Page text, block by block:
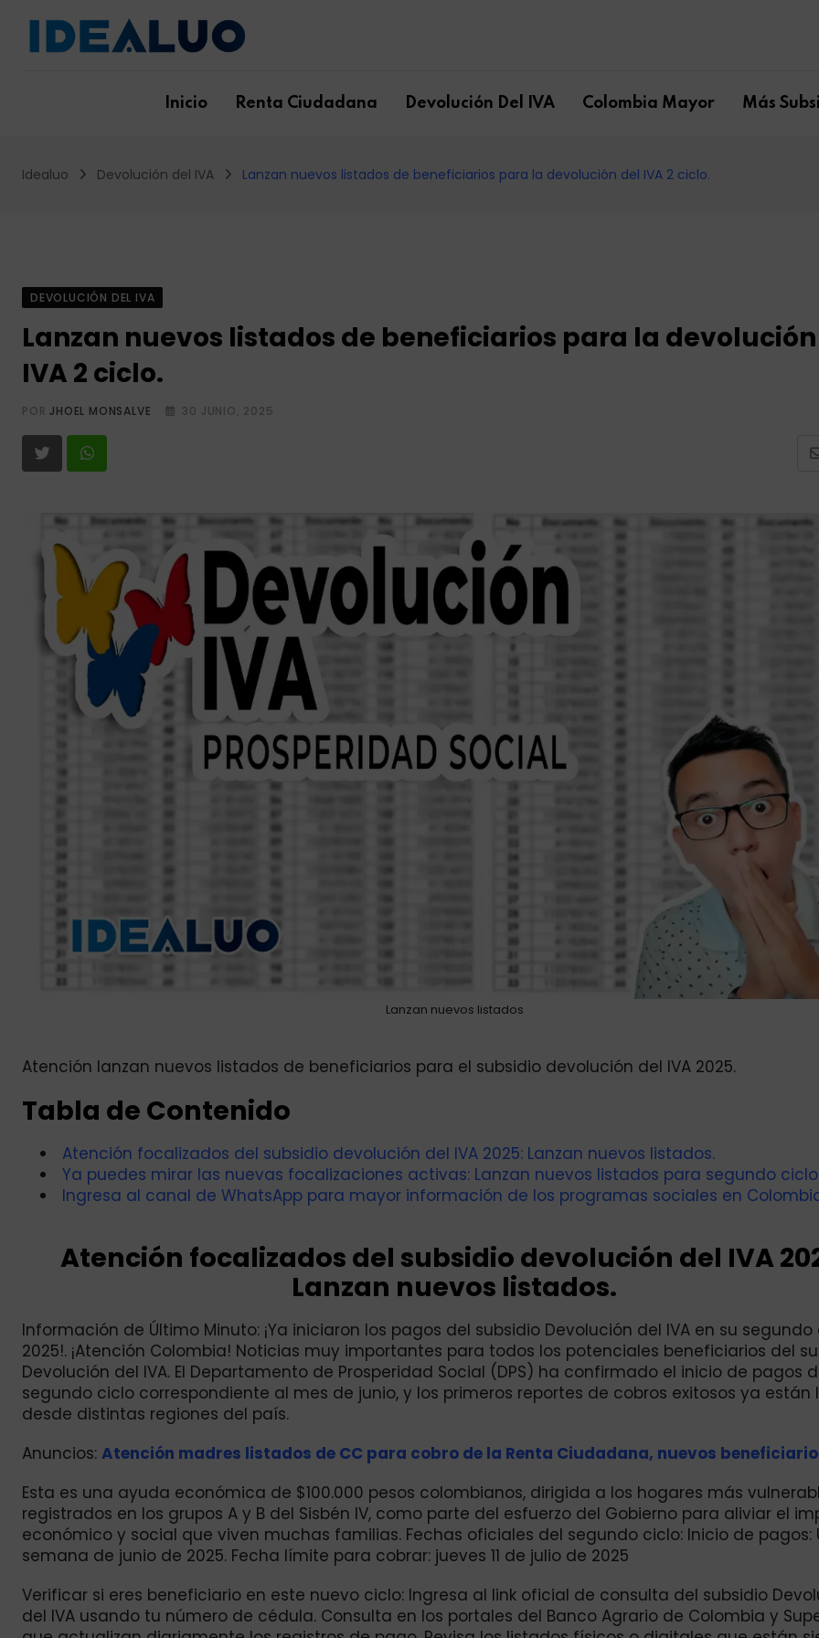
content
Inicio Renta Ciudadana Devolución Del IVA Colombia Mayor Más
Idealuo Devolución del IVA Lanzan nuevos listados de beneficiarios para la devolución del IVA 2 ciclo.
DEVOLUCIÓN DEL IVA
Lanzan nuevos listados de beneficiarios para la
IVA 2 ciclo.
PORJHOEL MONSALVE 30 JUNIO, 2025
Lanzan nuevos listados
Atención lanzan nuevos listados de beneficiarios para el subsidio devolución del IVA 2025.
Tabla de Contenido
Atención focalizados del subsidio devolución del IVA 2025: Lanzan nuevos listados.
Ya puedes mirar las nuevas focalizaciones activas: Lanzan nuevos listados para segundo
Ingresa al canal de WhatsApp para mayor información de los programas sociales en
Atención focalizados del subsidio devolución del IVA
Lanzan nuevos listados.
Información de Último Minuto: ¡Ya iniciaron los pagos del subsidio Devolución del IVA en su
2025!. ¡Atención Colombia! Noticias muy importantes para todos los potenciales beneficiarios del
Devolución del IVA. El Departamento de Prosperidad Social (DPS) ha confirmado el inicio de pagos
segundo ciclo correspondiente al mes de junio, y los primeros reportes de cobros exitosos ya están
desde distintas regiones del país.
Anuncios: Atención madres listados de CC para cobro de la Renta Ciudadana, nuevos
Esta es una ayuda económica de $100.000 pesos colombianos, dirigida a los hogares más
registrados en los grupos A y B del Sisbén IV, como parte del esfuerzo del Gobierno para aliviar el
económico y social que viven muchas familias. Fechas oficiales del segundo ciclo: Inicio de pagos:
semana de junio de 2025. Fecha límite para cobrar: jueves 11 de julio de 2025
Verificar si eres beneficiario en este nuevo ciclo: Ingresa al link oficial de consulta del subsidio
del IVA usando tu número de cédula. Consulta en los portales del Banco Agrario de Colombia y